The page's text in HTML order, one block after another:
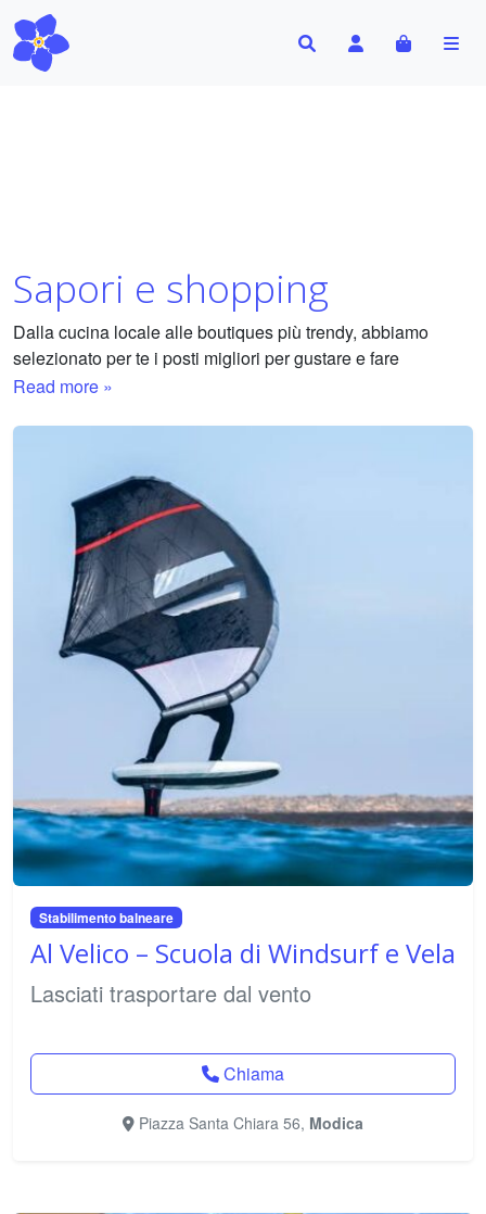
Search AccountCart
Sapori e shopping
Dalla cucina locale alle boutiques più trendy, abbiamo
selezionato per te i posti migliori per gustare e fare
shopping nella città. La tua guida ai sapori e ai piaceri dello
osterie, pizzerie, pasticcerie, gelaterie e negozi per lo
shopping, per farti scoprire i sapori e le eccellenze del
territorio. Se sei alla ricerca di una cena raffinata, di una
pausa golosa o di un'esperienza di shopping unica, qui
troverai le nostre raccomandazioni per vivere al meglio la
Siamo sempre alla ricerca di nuovi posti da consigliare,
quindi torna spesso a visitare la nostra sezione "Food &
Shop" per scoprire le ultime novità e le nostre nuove
Read more »
Stabilimento balneare
Al Velico – Scuola di Windsurf e Vela
Lasciati trasportare dal vento
Chiama
Piazza Santa Chiara 56, Modica